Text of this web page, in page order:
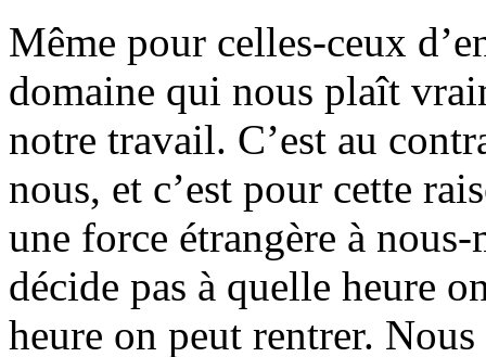
Même pour celles-ceux
domaine qui nous plaît
notre travail. C’est au
nous, et c’est pour cette
une force étrangère à
décide pas à quelle heure
heure on peut rentrer.